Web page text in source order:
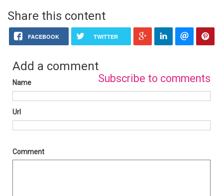
Share this content
FACEBOOK TWITTER
Add a comment
Subscribe to comments
Name
Url
Comment